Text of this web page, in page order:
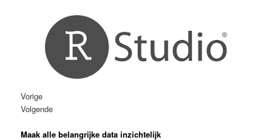
Vorige
Volgende
Maak alle belangrijke data inzichtelijk